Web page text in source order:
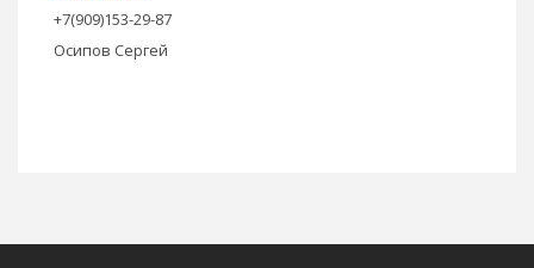
+7(909)153-29-87
Осипов Сергей